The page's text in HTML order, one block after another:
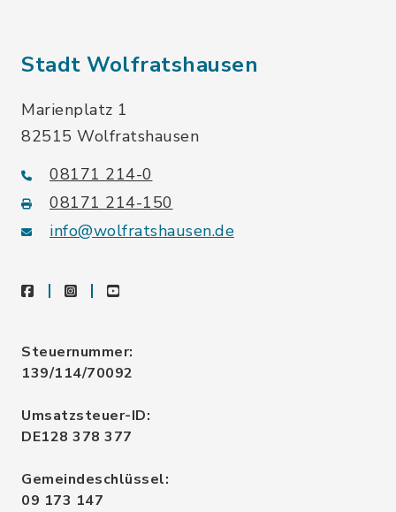
Stadt Wolfratshausen
Marienplatz 1
82515 Wolfratshausen
08171 214-0
08171 214-150
info@wolfratshausen.de
facebookinstagramyoutube
Steuernummer:
139/114/70092
Umsatzsteuer-ID:
DE128 378 377
Gemeindeschlüssel:
09 173 147